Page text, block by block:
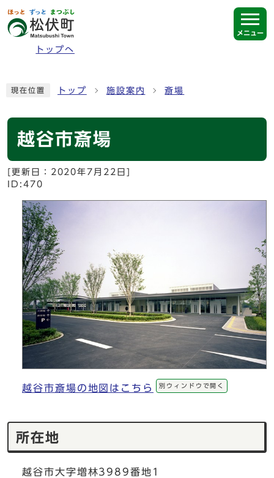
ページの先頭です
トップへ
メニュー
現在位置 トップ 施設案内 斎場
越谷市斎場
[更新日： 2020年7月22日
ID:470
越谷市斎場の地図はこちら 別ウィンドウで開く
所在地
越谷市大字増林3989番地1